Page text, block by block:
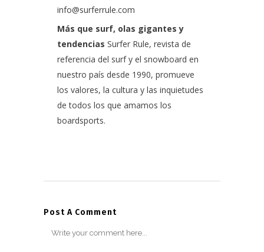
info@surferrule.com
Más que surf, olas gigantes y
tendencias Surfer Rule, revista de
referencia del surf y el snowboard en
nuestro país desde 1990, promueve
los valores, la cultura y las inquietudes
de todos los que amamos los
boardsports.
Post A Comment